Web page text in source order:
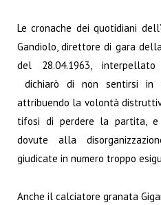
Le cronache dei quotidiani
Gandiolo, direttore di gara
del 28.04.1963,
dichiarò di non sentirsi in
attribuendo la volontà
tifosi di perdere la partita, e
dovute alla
giudicate in numero troppo
Anche il calciatore granata